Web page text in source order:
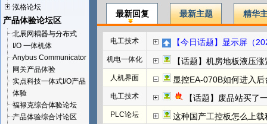
泓格论坛
产品体验论坛区
北辰网耦器与分布式
I/O 一体机体
Anybus Communicator
网关产品体验
实点科技一体式I/O产品
体验
福禄克综合体验论坛
产品体验综合讨论区
最新回复 最新主题 精华
电工技术 【今日话题】显示屏（
机电一体化 【话题】机房地板液压
人机界面 显控EA-070B如何进入
电工技术 【话题】废品站买了
PLC论坛 这种国产工控板怎么上